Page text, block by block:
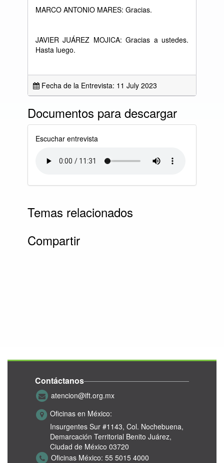
MARCO ANTONIO MARES: Gracias.
JAVIER JUÁREZ MOJICA: Gracias a ustedes.
Hasta luego.
Fecha de la Entrevista: 11 July 2023
Documentos para descargar
Escuchar entrevista
Temas relacionados
Compartir
Contáctanos
atencion@ift.org.mx
Oficinas en México:
Insurgentes Sur #1143, Col. Nochebuena,
Demarcación Territorial Benito Juárez,
Ciudad de México 03720
Oficinas México: 55 5015 4000